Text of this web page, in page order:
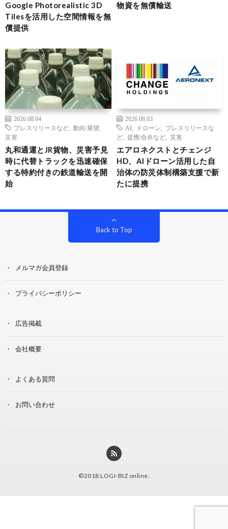
Google Photorealistic 3D
Tilesを活用した空間情報を無
償提供
物資を無償輸送
2026.08.04
プレスリリースなど
動向/展望
災害
丸和通運とJR貨物、災害予見
時に代替トラックを迅速確保
する特約付きの鉄道輸送を開
始
2026.08.03
AI
ドローン
プレスリリースな
ど
提携/合弁など 災害
エアロネクストとチェンジ
HD、AIドローン活用した自
治体の防災体制構築支援で新
たに提携
Back to Top
メルマガ会員登録
プライバシーポリシー
広告掲載
会社概要
よくある質問
お問い合わせ
©2018 LOGI-BIZ online